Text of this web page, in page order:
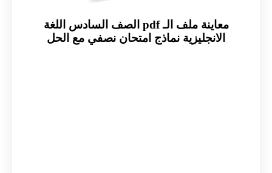
معاينة ملف الـ pdf الصف السادس اللغة
الانجليزية نماذج امتحان نصفي مع الحل